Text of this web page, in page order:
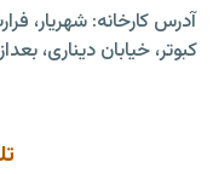
آدرس کارخانه: شهریار،
کبوتر، خیابان دیناری،